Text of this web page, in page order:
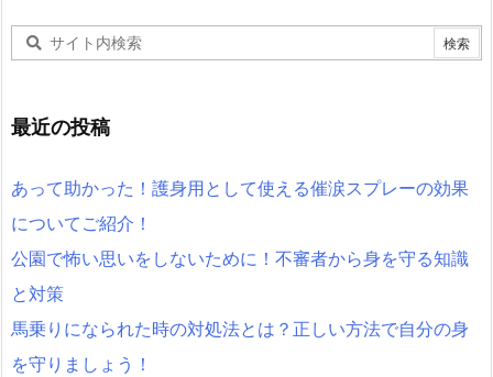
最近の投稿
あって助かった！護身用として使える催涙スプレーの効果
についてご紹介！
公園で怖い思いをしないために！不審者から身を守る知識
と対策
馬乗りになられた時の対処法とは？正しい方法で自分の身
を守りましょう！